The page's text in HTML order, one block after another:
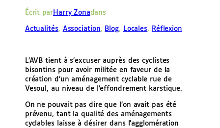
Écrit parHarry Zonadans
Actualités, Association, Blog, Locales, Réflexion
L’AVB tient à s’excuser auprès des cyclistes
bisontins pour avoir militée en faveur de la
création d’un aménagement cyclable rue de
Vesoul, au niveau de l’effondrement karstique.
On ne pouvait pas dire que l’on avait pas été
prévenu, tant la qualité des aménagements
cyclables laisse à désirer dans l’agglomération